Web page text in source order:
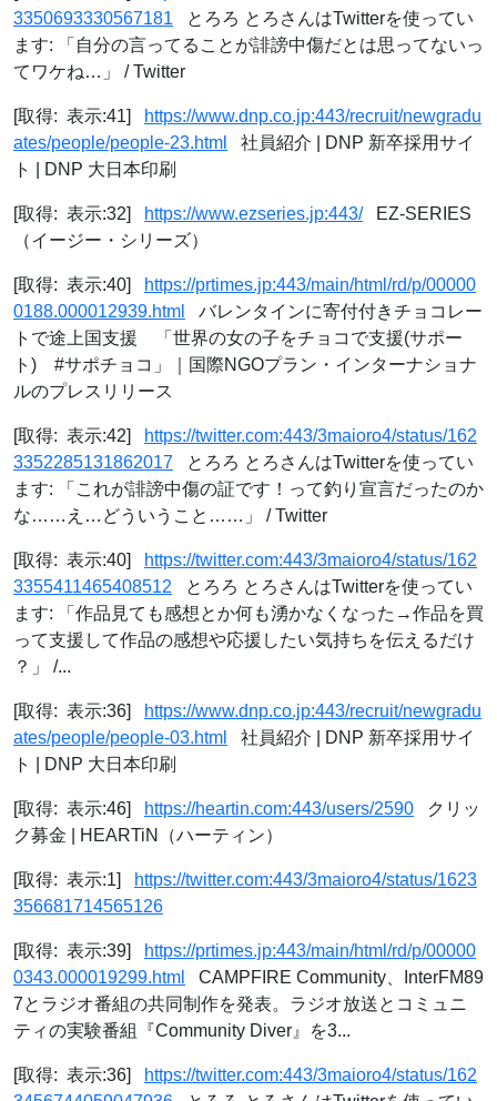
3350693330567181 とろろ とろさんはTwitterを使ってい
ます: 「自分の言ってることが誹謗中傷だとは思ってないっ
てワケね…」 / Twitter
[取得: 表示:41]
https://www.dnp.co.jp:443/recruit/newgradu
ates/people/people-23.html
社員紹介 | DNP 新卒採用サイ
ト | DNP 大日本印刷
[取得: 表示:32] https://www.ezseries.jp:443/EZ-SERIES
（イージー・シリーズ）
[取得: 表示:40]
https://prtimes.jp:443/main/html/rd/p/00000
0188.000012939.html
バレンタインに寄付付きチョコレー
トで途上国支援 「世界の女の子をチョコで支援(サポー
ト) #サポチョコ」｜国際NGOプラン・インターナショナ
ルのプレスリリース
[取得: 表示:42]
https://twitter.com:443/3maioro4/status/162
3352285131862017 とろろ とろさんはTwitterを使ってい
ます: 「これが誹謗中傷の証です！って釣り宣言だったのか
な……え…どういうこと……」 / Twitter
[取得: 表示:40]
https://twitter.com:443/3maioro4/status/162
3355411465408512 とろろ とろさんはTwitterを使ってい
ます: 「作品見ても感想とか何も湧かなくなった→作品を買
って支援して作品の感想や応援したい気持ちを伝えるだけ
？」 /...
[取得: 表示:36]
https://www.dnp.co.jp:443/recruit/newgradu
ates/people/people-03.html
社員紹介 | DNP 新卒採用サイ
ト | DNP 大日本印刷
[取得: 表示:46] https://heartin.com:443/users/2590 クリッ
ク募金 | HEARTiN（ハーティン）
[取得: 表示:1]
https://twitter.com:443/3maioro4/status/1623
356681714565126
[取得: 表示:39]
https://prtimes.jp:443/main/html/rd/p/00000
0343.000019299.html
CAMPFIRE Community、InterFM89
7とラジオ番組の共同制作を発表。ラジオ放送とコミュニ
ティの実験番組『Community Diver』を3...
[取得: 表示:36]
https://twitter.com:443/3maioro4/status/162